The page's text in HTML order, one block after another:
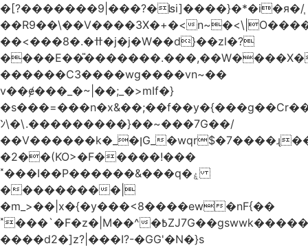
�[?�������9|���?�ʪi]����}�*�i�я�/֧
��R9��\��V����3X�+�<
��<���8�.�ߚ�j�j�W��d}��zl�?
������C3����wg����vn~��
v��ɇ���_�~|��;_�>mIf�}
ﾝ\�\.���������}��~���7G��/
��V������k�_�ןG_�wqr$�7����ɻ��-
�2��(KO>�F�����!���
˟���I��P������&���q�ۼ
���������|
�m_>��|x�{�y���<8����ew�nF{��
˟���`�F�z�|M��^�߿ZJ7G��gswwk������j��
����d2�]z?|���I?-�GG'�N�}s